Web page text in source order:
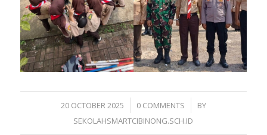
20 OCTOBER 2025
/ 0 COMMENTS
/
BY
SEKOLAHSMARTCIBINONG.SCH.ID